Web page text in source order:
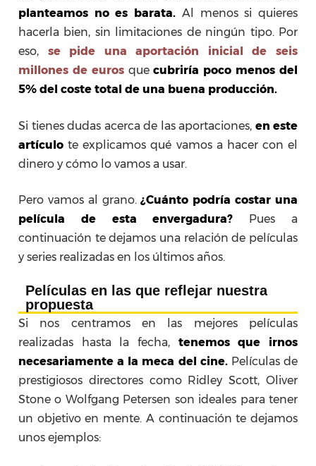
planteamos no es barata. Al menos si quieres
hacerla bien, sin limitaciones de ningún tipo. Por
eso, se pide una aportación inicial de seis
millones de eurosquecubriría poco menos del
5% del coste total de una buena producción.
Si tienes dudas acerca de las aportaciones, en este
artículo te explicamos qué vamos a hacer con el
dinero y cómo lo vamos a usar.
Pero vamos al grano.¿Cuánto podría costar una
película de esta envergadura? Pues a
continuación te dejamos una relación de películas
y series realizadas en los últimos años.
Películas en las que reflejar nuestra
propuesta
Si nos centramos en las mejores películas
realizadas hasta la fecha, tenemos que irnos
necesariamente a la meca del cine.Películas de
prestigiosos directores como Ridley Scott, Oliver
Stone o Wolfgang Petersen son ideales para tener
un objetivo en mente. A continuación te dejamos
unos ejemplos: